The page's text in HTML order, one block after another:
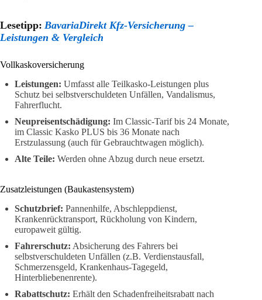
Lesetipp: BavariaDirekt Kfz-Versicherung –
Leistungen & Vergleich
Vollkaskoversicherung
Leistungen: Umfasst alle Teilkasko-Leistungen plus
Schutz bei selbstverschuldeten Unfällen, Vandalismus,
Fahrerflucht.
Neupreisentschädigung: Im Classic-Tarif bis 24 Monate,
im Classic Kasko PLUS bis 36 Monate nach
Erstzulassung (auch für Gebrauchtwagen möglich).
Alte Teile: Werden ohne Abzug durch neue ersetzt.
Zusatzleistungen (Baukastensystem)
Schutzbrief: Pannenhilfe, Abschleppdienst,
Krankenrücktransport, Rückholung von Kindern,
europaweit gültig.
Fahrerschutz: Absicherung des Fahrers bei
selbstverschuldeten Unfällen (z.B. Verdienstausfall,
Schmerzensgeld, Krankenhaus-Tagegeld,
Hinterbliebenenrente).
Rabattschutz: Erhält den Schadenfreiheitsrabatt nach